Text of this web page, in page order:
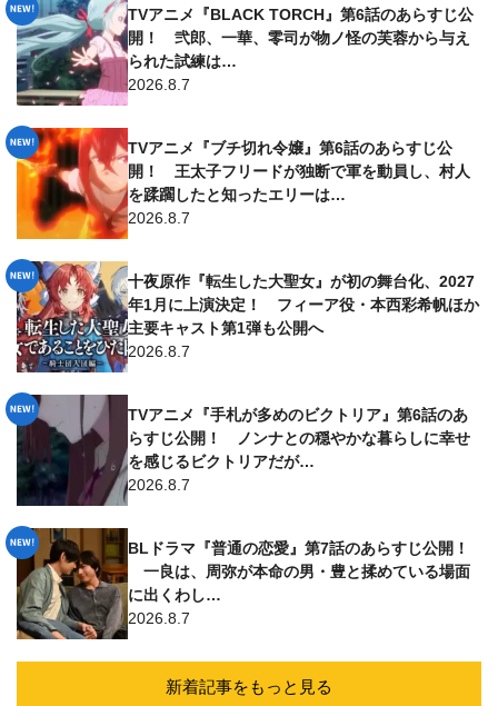
TVアニメ『BLACK TORCH』第6話のあらすじ公
開！ 弐郎、一華、零司が物ノ怪の芙蓉から与え
られた試練は…
2026.8.7
TVアニメ『ブチ切れ令嬢』第6話のあらすじ公
開！ 王太子フリードが独断で軍を動員し、村人
を蹂躙したと知ったエリーは…
2026.8.7
十夜原作『転生した大聖女』が初の舞台化、2027
年1月に上演決定！ フィーア役・本西彩希帆ほか
主要キャスト第1弾も公開へ
2026.8.7
TVアニメ『手札が多めのビクトリア』第6話のあ
らすじ公開！ ノンナとの穏やかな暮らしに幸せ
を感じるビクトリアだが…
2026.8.7
BLドラマ『普通の恋愛』第7話のあらすじ公開！
一良は、周弥が本命の男・豊と揉めている場面
に出くわし…
2026.8.7
新着記事をもっと見る